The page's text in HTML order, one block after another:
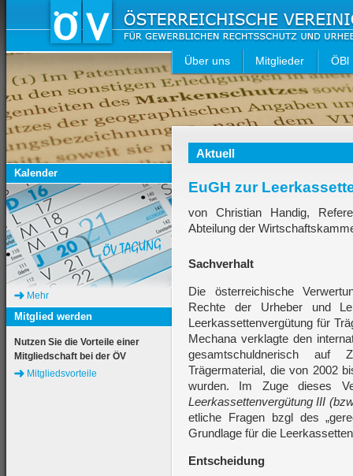
Über uns Mitglieder ÖBl
Aktuell
EuGH zur
von Christian Handig,
Abteilung der
Sachverhalt
Die österreichische
Rechte der Urheber und
Leerkassettenvergütung für
Mechana verklagte den
gesamtschuldnerisch auf
Trägermaterial, die von 2002
wurden. Im Zuge dieses
Leerkassettenvergütung III
etliche Fragen bzgl des
Grundlage für die
Entscheidung
Kalender
Mehr
Mitglied werden
Nutzen Sie die Vorteile einer
Mitgliedschaft bei der ÖV
Mitgliedsvorteile